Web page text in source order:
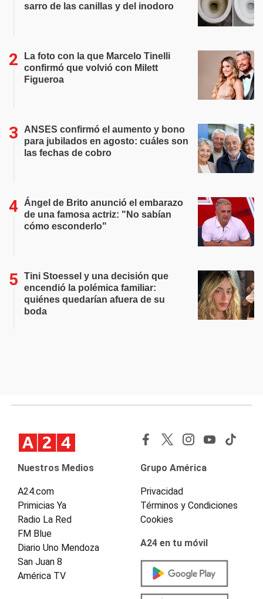
sarro de las canillas y del inodoro
La foto con la que Marcelo Tinelli
confirmó que volvió con Milett
Figueroa
ANSES confirmó el aumento y bono
para jubilados en agosto: cuáles son
las fechas de cobro
Ángel de Brito anunció el embarazo
de una famosa actriz: "No sabían
cómo esconderlo"
Tini Stoessel y una decisión que
encendió la polémica familiar:
quiénes quedarían afuera de su
boda
Nuestros Medios
A24.com
Primicias Ya
Radio La Red
FM Blue
Diario Uno Mendoza
San Juan 8
América TV
Grupo América
Privacidad
Términos y Condiciones
Cookies
A24 en tu móvil